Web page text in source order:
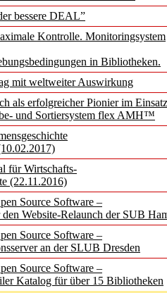
bessere DEAL”
Kontrolle. Monitoringsystem
in Bibliotheken.
mit weltweiter Auswirkung
als erfolgreicher Pionier im
und Sortiersystem flex AMH™
für Wirtschafts-
(22.11.2016)
Source Software –
Website-Relaunch der SUB
Source Software –
an der SLUB Dresden
Source Software –
Katalog für über 15 Bibliotheken
von
Welt
bis
in der
unterwegs
Social Media